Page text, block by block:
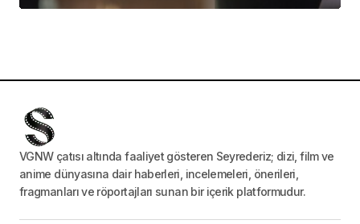
VGNW çatısı altında faaliyet gösteren Seyrederiz; dizi, film ve
anime dünyasına dair haberleri, incelemeleri, önerileri,
fragmanları ve röportajları sunan bir içerik platformudur.